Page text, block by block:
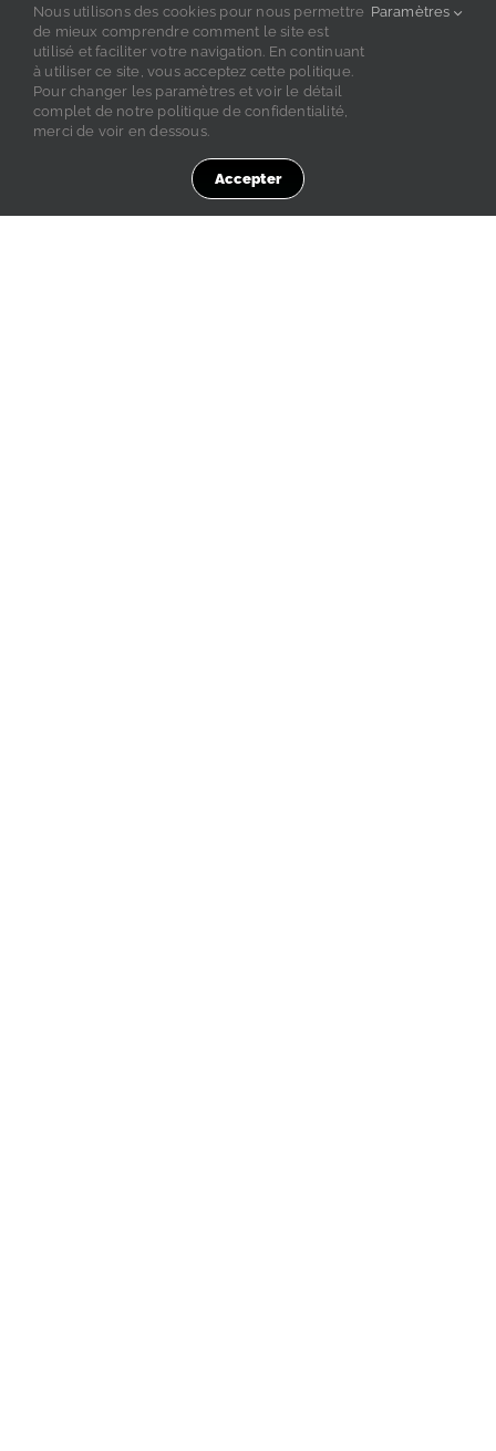
Nous utilisons des cookies pour nous permettre
de mieux comprendre comment le site est
utilisé et faciliter votre navigation. En continuant
à utiliser ce site, vous acceptez cette politique.
Pour changer les paramètres et voir le détail
complet de notre politique de confidentialité,
merci de voir en dessous.
Paramètres
Accepter